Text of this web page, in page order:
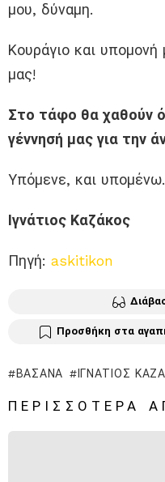
μου, δύναμη.
Κουράγιο και
μας!
Στο τάφο θα χαθούν
γέννησή μας για την
Υπόμενε, και
Ιγνάτιος Καζάκος
Πηγή: askitikon
Προσθήκη στα
ΒΆΣΑΝΑ ΙΓΝΆΤΙΟΣ
ΠΕΡΙΣΣΌΤΕΡΑ